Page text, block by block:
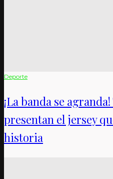
Deporte
¡La banda se
presentan el jersey
historia